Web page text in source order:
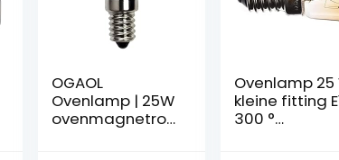
OGAOL
Ovenlamp | 25W
ovenmagnetron
Ovenlamp 25
kleine fitting
300 °